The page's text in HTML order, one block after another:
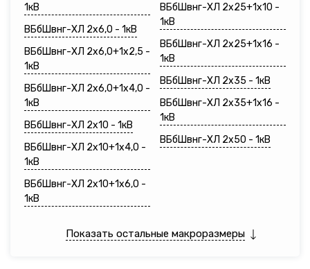
1кВ
ВБбШвнг-ХЛ 2х6,0 - 1кВ
ВБбШвнг-ХЛ 2х6,0+1х2,5 -
1кВ
ВБбШвнг-ХЛ 2х6,0+1х4,0 -
1кВ
ВБбШвнг-ХЛ 2х10 - 1кВ
ВБбШвнг-ХЛ 2х10+1х4,0 -
1кВ
ВБбШвнг-ХЛ 2х10+1х6,0 -
1кВ
ВБбШвнг-ХЛ 2х25+1х10 -
1кВ
ВБбШвнг-ХЛ 2х25+1х16 -
1кВ
ВБбШвнг-ХЛ 2х35 - 1кВ
ВБбШвнг-ХЛ 2х35+1х16 -
1кВ
ВБбШвнг-ХЛ 2х50 - 1кВ
Показать остальные макроразмеры